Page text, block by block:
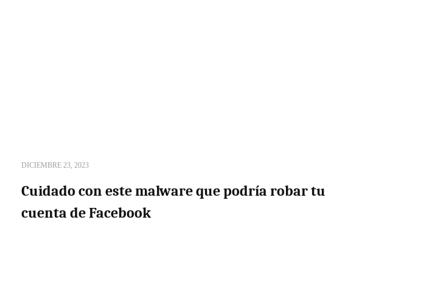
DICIEMBRE 23, 2023
Cuidado con este malware que podría robar tu
cuenta de Facebook